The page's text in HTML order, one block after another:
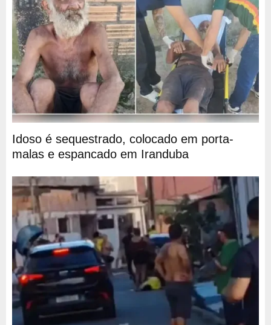
Idoso é sequestrado, colocado em porta-
malas e espancado em Iranduba